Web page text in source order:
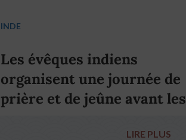
INDE
Les évêques indiens
organisent une journée de
prière et de jeûne avant les
LIRE PLUS